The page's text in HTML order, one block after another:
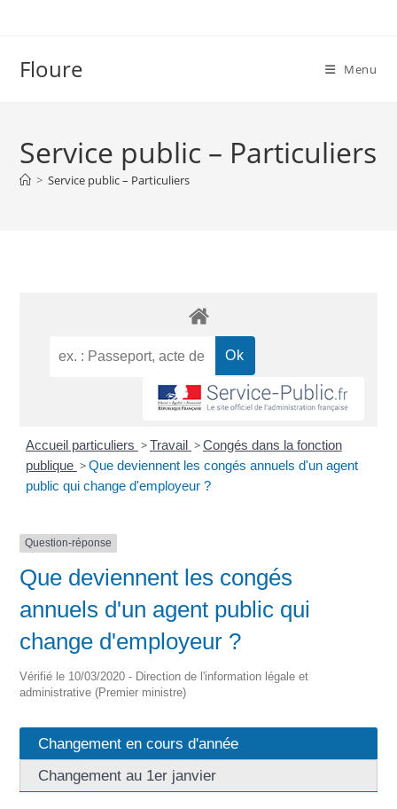
Floure Menu
Service public – Particuliers
> Service public – Particuliers
Accueil particuliers >Travail >Congés dans la fonction
publique >Que deviennent les congés annuels d'un agent
public qui change d'employeur ?
Question-réponse
Que deviennent les congés
annuels d'un agent public qui
change d'employeur ?
Vérifié le 10/03/2020 - Direction de l'information légale et
administrative (Premier ministre)
Changement en cours d'année
Changement au 1er janvier